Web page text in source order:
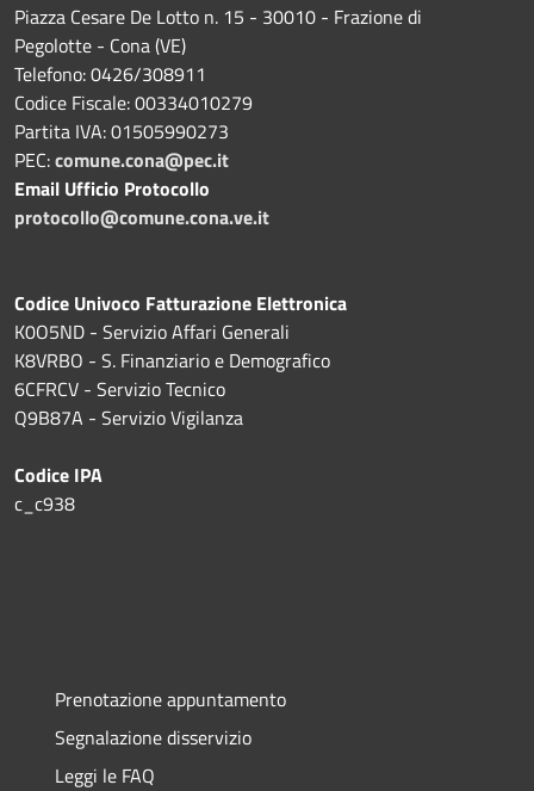
Piazza Cesare De Lotto n. 15 - 30010 - Frazione di
Pegolotte - Cona (VE)
Telefono: 0426/308911
Codice Fiscale: 00334010279
Partita IVA: 01505990273
PEC:comune.cona@pec.it
Email Ufficio Protocollo
protocollo@comune.cona.ve.it
Codice Univoco Fatturazione Elettronica
K0O5ND - Servizio Affari Generali
K8VRBO - S. Finanziario e Demografico
6CFRCV - Servizio Tecnico
Q9B87A - Servizio Vigilanza
Codice IPA
c_c938
Prenotazione appuntamento
Segnalazione disservizio
Leggi le FAQ